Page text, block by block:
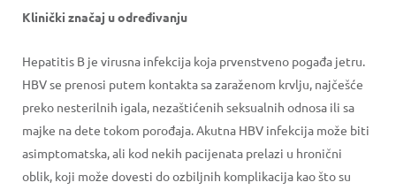
Klinički značaj u određivanju
Hepatitis B je virusna infekcija koja prvenstveno pogađa jetru.
HBV se prenosi putem kontakta sa zaraženom krvlju, najčešće
preko nesterilnih igala, nezaštićenih seksualnih odnosa ili sa
majke na dete tokom porođaja. Akutna HBV infekcija može biti
asimptomatska, ali kod nekih pacijenata prelazi u hronični
oblik, koji može dovesti do ozbiljnih komplikacija kao što su